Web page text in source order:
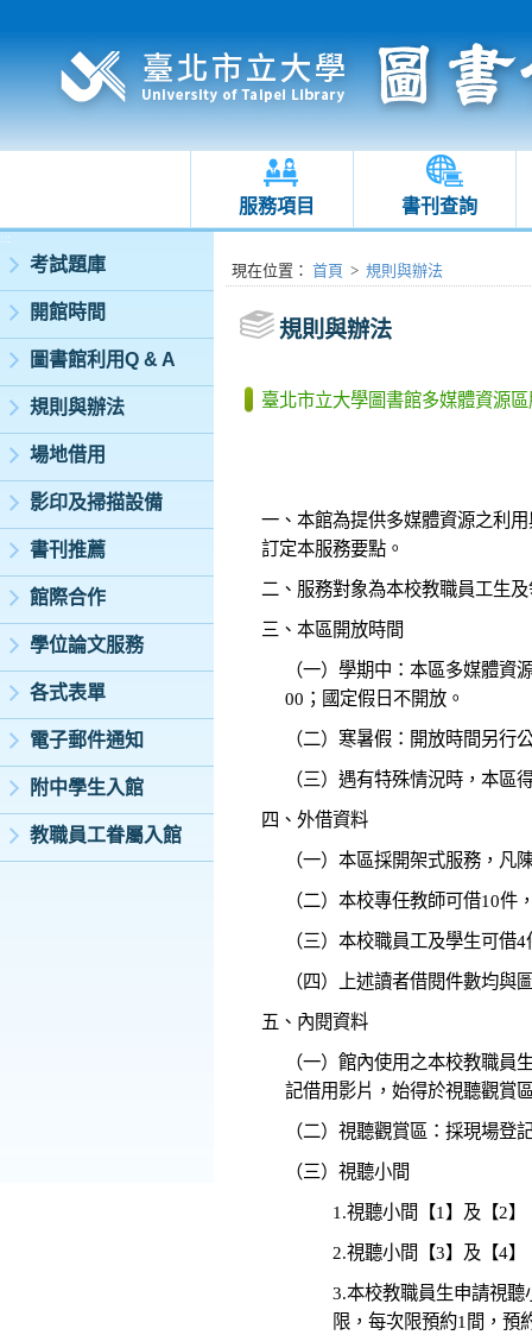
服務項目 書刊查詢
:::
考試題庫
開館時間
圖書館利用Q & A
規則與辦法
場地借用
影印及掃描設備
書刊推薦
館際合作
學位論文服務
各式表單
電子郵件通知
附中學生入館
教職員工眷屬入館
:::現在位置 ： 首頁 > 規則與辦法
規則與辦法
臺北市立大學圖書館多媒體資源
一、本館為提供多媒體資源之利
訂定本服務要點。
二、服務對象為本校教職員工生
三、本區開放時間
（一）學期中：本區多媒體資
00；國定假日不開放。
（二）寒暑假：開放時間另行
（三）遇有特殊情況時，本區
四、外借資料
（一）本區採開架式服務，
（二）本校專任教師可借10件
（三）本校職員工及學生可借
（四）上述讀者借閱件數均與
五、內閱資料
（一）館內使用之本校教職
記借用影片，始得於視聽觀賞
（二）視聽觀賞區：採現場登
（三）視聽小間
1.視聽小間【1】及【2
2.視聽小間【3】及【4
3.本校教職員生申請視
限，每次限預約1間，預